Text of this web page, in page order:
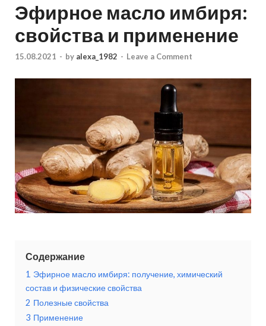
Эфирное масло имбиря:
свойства и применение
15.08.2021 - by alexa_1982 - Leave a Comment
Содержание
1 Эфирное масло имбиря: получение, химический
состав и физические свойства
2 Полезные свойства
3 Применение